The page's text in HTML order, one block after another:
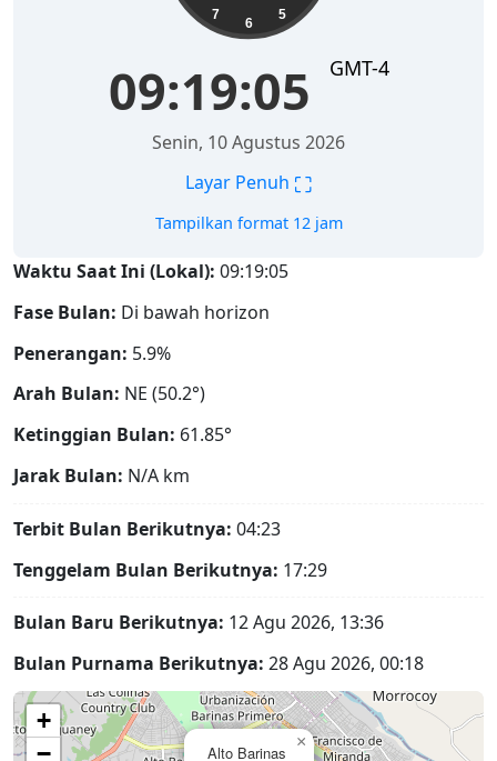
5
6
7
09:19:06 GMT-4
Senin, 10 Agustus 2026
Layar Penuh ⛶
Tampilkan format 12 jam
Waktu Saat Ini (Lokal): 09:19:06
Fase Bulan: Di bawah horizon
Penerangan: 5.9%
Arah Bulan: NE (50.2°)
Ketinggian Bulan: 61.85°
Jarak Bulan: N/A km
Terbit Bulan Berikutnya: 04:23
Tenggelam Bulan Berikutnya: 17:29
Bulan Baru Berikutnya: 12 Agu 2026, 13:36
Bulan Purnama Berikutnya: 28 Agu 2026, 00:18
Alto Barinas
×
+
−